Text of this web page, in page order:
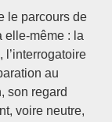
le parcours de
elle-même : la
au
son regard
voire neutre,